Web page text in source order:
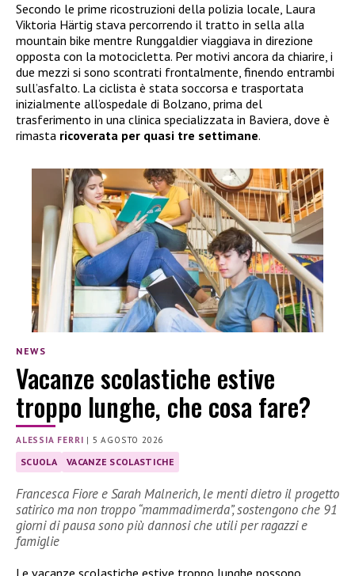
Secondo le prime ricostruzioni della polizia locale, Laura
Viktoria Härtig stava percorrendo il tratto in sella alla
mountain bike mentre Runggaldier viaggiava in direzione
opposta con la motocicletta. Per motivi ancora da chiarire, i
due mezzi si sono scontrati frontalmente, finendo entrambi
sull’asfalto. La ciclista è stata soccorsa e trasportata
inizialmente all’ospedale di Bolzano, prima del
trasferimento in una clinica specializzata in Baviera, dove è
rimasta ricoverata per quasi tre settimane.
NEWS
Vacanze scolastiche estive
troppo lunghe, che cosa fare?
ALESSIA FERRI | 5 AGOSTO 2026
SCUOLA VACANZE SCOLASTICHE
Francesca Fiore e Sarah Malnerich, le menti dietro il progetto
satirico ma non troppo “mammadimerda”, sostengono che 91
giorni di pausa sono più dannosi che utili per ragazzi e
famiglie